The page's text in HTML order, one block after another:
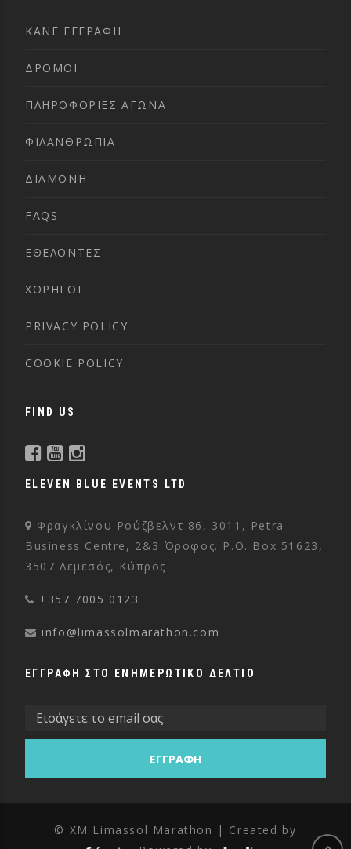
ΚΑΝΕ ΕΓΓΡΑΦΗ
ΔΡΟΜΟΙ
ΠΛΗΡΟΦΟΡΙΕΣ ΑΓΩΝΑ
ΦΙΛΑΝΘΡΩΠΙΑ
ΔΙΑΜΟΝΗ
FAQS
ΕΘΕΛΟΝΤΕΣ
ΧΟΡΗΓΟΙ
PRIVACY POLICY
COOKIE POLICY
FIND US
ELEVEN BLUE EVENTS LTD
Φραγκλίνου Ρούζβελντ 86, 3011, Petra
Business Centre, 2&3 Όροφος. P.O. Box 51623,
3507 Λεμεσός, Κύπρος
+357 7005 0123
info@limassolmarathon.com
ΕΓΓΡΑΦΗ ΣΤΟ ΕΝΗΜΕΡΩΤΙΚΟ ΔΕΛΤΙΟ
© XM Limassol Marathon | Created by